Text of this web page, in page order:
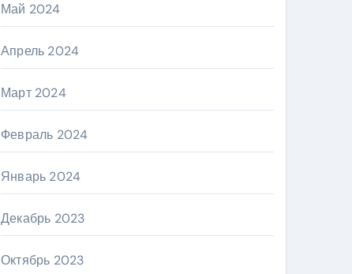
Май 2024
Апрель 2024
Март 2024
Февраль 2024
Январь 2024
Декабрь 2023
Октябрь 2023